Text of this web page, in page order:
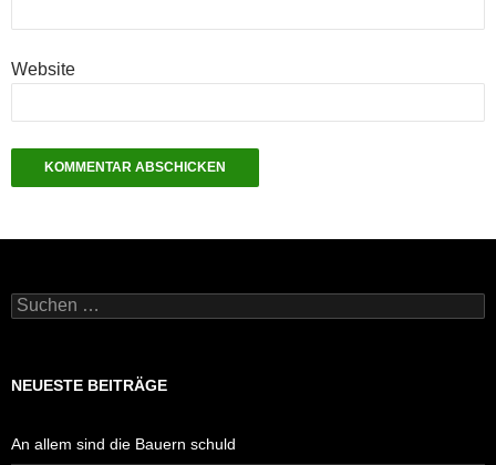
Website
Suchen
nach:
NEUESTE BEITRÄGE
An allem sind die Bauern schuld